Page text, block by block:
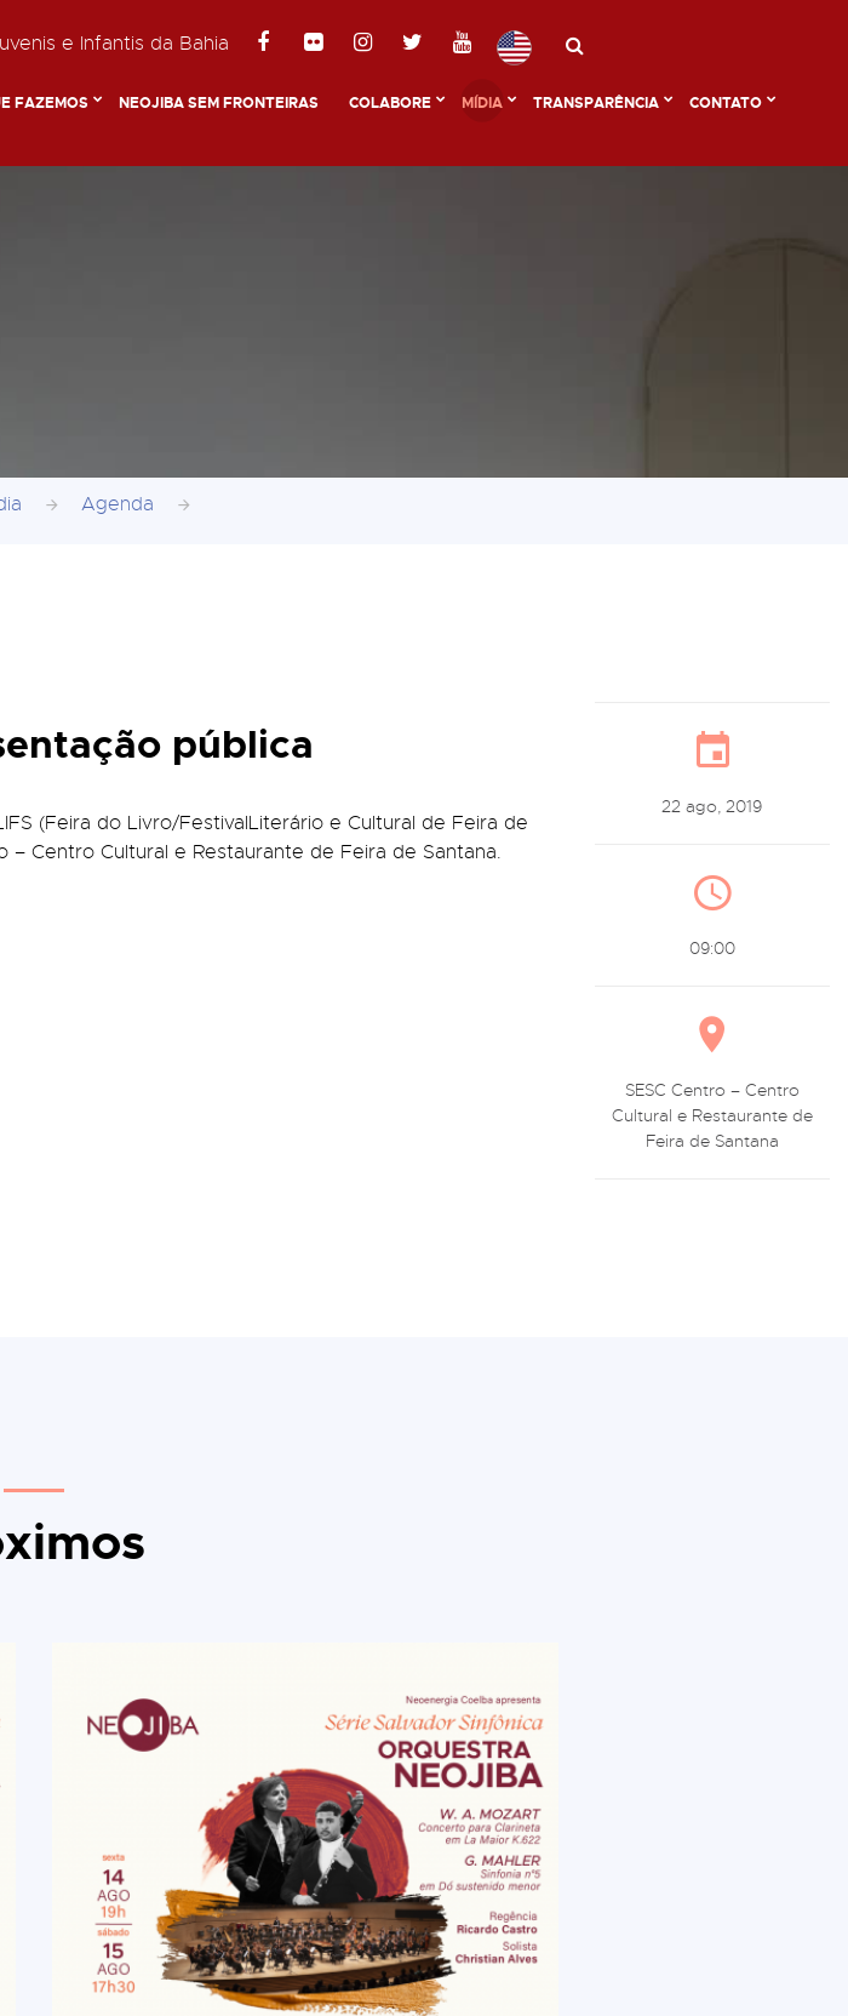
e Infantis da Bahia
FAZEMOS NEOJIBA SEM FRONTEIRAS COLABORE MÍDIA TRANSPARÊNCIA CONTATO
Agenda
pública
(Feira do Livro/FestivalLiterário e Cultural de Feira de
Centro Cultural e Restaurante de Feira de Santana.
22 ago, 2019
09:00
SESC Centro – Centro
Cultural e Restaurante de
Feira de Santana